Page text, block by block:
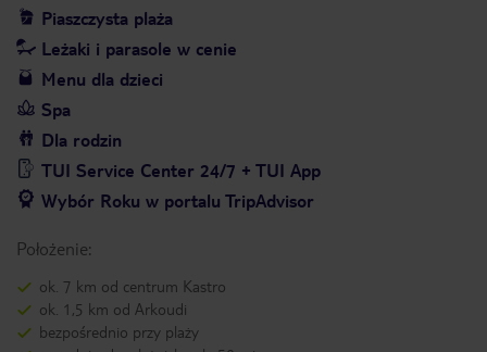
Piaszczysta plaża
Leżaki i parasole w cenie
Menu dla dzieci
Spa
Dla rodzin
TUI Service Center 24/7 + TUI App
Wybór Roku w portalu TripAdvisor
Położenie:
ok. 7 km od centrum Kastro
ok. 1,5 km od Arkoudi
bezpośrednio przy plaży